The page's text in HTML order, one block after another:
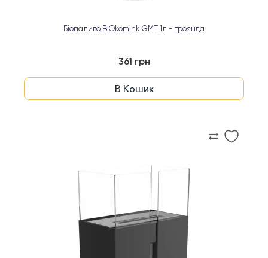
Біопаливо BIOkominkiGMT 1л - троянда
361 грн
В Кошик